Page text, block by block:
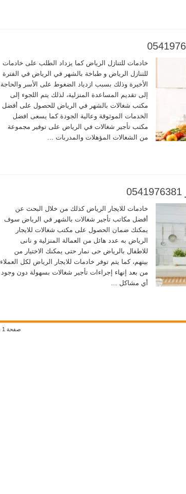
خادمات للتنازل الرياض كما يزداد الطلب على خادمات
للتنازل الرياض و طباخة بالشهر في الرياض في الفترة
الأخيرة وذلك بسبب ازدياد الضغوط على الأسر والحاجة
إلى تقديم المساعدة المنزلية، لذلك يتم اللجوء إلى
مكتب شغالات بالشهر في الرياض للحصول على أفضل
الخدمات الموثوقة وعالية الجودة كما يسعى افضل
مكتب تأجير شغالات في الرياض على توفير مجموعة
من الشغالات المؤهلات والمدربات …
خادمات للايجار الرياض كذلك من خلال البحث عن
أفضل مكاتب تأجير شغالات بالشهر في الرياض سوف
يمكنك ضمان الحصول على مكتب شغالات للايجار
الرياض به عدد هائل من العمالة المنزلية و نانى
للاطفال بالرياض حى نمار حتى يمكنك الاختيار من
بينهم، كما يتم توفر خادمات للايجار الرياض لكل العملاء
من بعد إنهاء إجراءات تأجير شغالات بسهولة دون وجود
أي مشاكل …
صفحة 1 من 2